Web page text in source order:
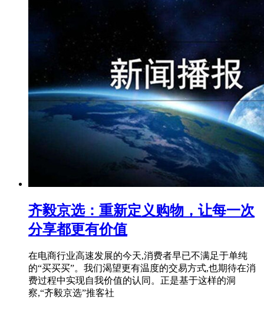
齐毅京选：重新定义购物，让每一次
分享都更有价值
在电商行业高速发展的今天,消费者早已不满足于单纯
的“买买买”。我们渴望更有温度的交易方式,也期待在消
费过程中实现自我价值的认同。正是基于这样的洞
察,“齐毅京选”推客社